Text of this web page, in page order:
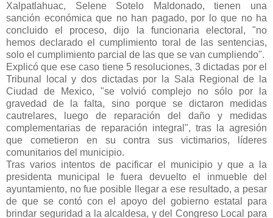
Xalpatlahuac, Selene Sotelo Maldonado, tienen una
sanción económica que no han pagado, por lo que no ha
concluido el proceso, dijo la funcionaria electoral, "no
hemos declarado el cumplimiento toral de las sentencias,
solo el cumplimiento parcial de las que se van cumpliendo".
Explicó que ese caso tiene 5 resoluciones, 3 dictadas por el
Tribunal local y dos dictadas por la Sala Regional de la
Ciudad de Mexico, "se volvió complejo no sólo por la
gravedad de la falta, sino porque se dictaron medidas
cautrelares, luego de reparación del daño y medidas
complementarias de reparación integral", tras la agresión
que cometieron en su contra sus victimarios, líderes
comunitarios del municipio.
Tras varios intentos de pacificar el municipio y que a la
presidenta municipal le fuera devuelto el inmueble del
ayuntamiento, no fue posible llegar a ese resultado, a pesar
de que se contó con el apoyo del gobierno estatal para
brindar seguridad a la alcaldesa, y del Congreso Local para